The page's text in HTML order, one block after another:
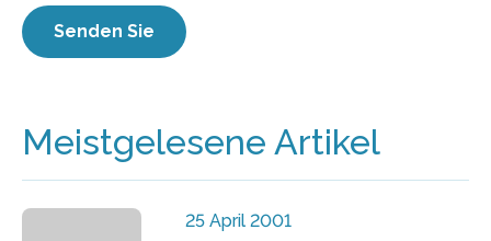
Meistgelesene Artikel
25 April 2001